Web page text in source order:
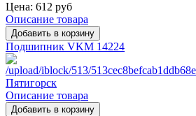
Цена: 612 руб
Описание товара
Подшипник VKM 14224
Описание товара